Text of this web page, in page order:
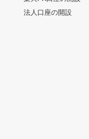
法人口座の開設